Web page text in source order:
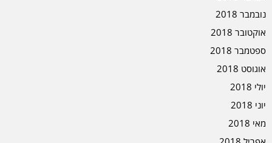
נובמבר 2018
אוקטובר 2018
ספטמבר 2018
אוגוסט 2018
יולי 2018
יוני 2018
מאי 2018